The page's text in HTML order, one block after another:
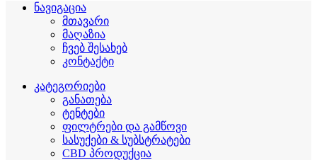
ნავიგაცია
მთავარი
მაღაზია
ჩვებ შესახებ
კონტაქტი
კატეგორიები
განათება
ტენტები
ფილტრები და გამწოვი
სასუქები & სუბსტრატები
CBD პროდუქცია